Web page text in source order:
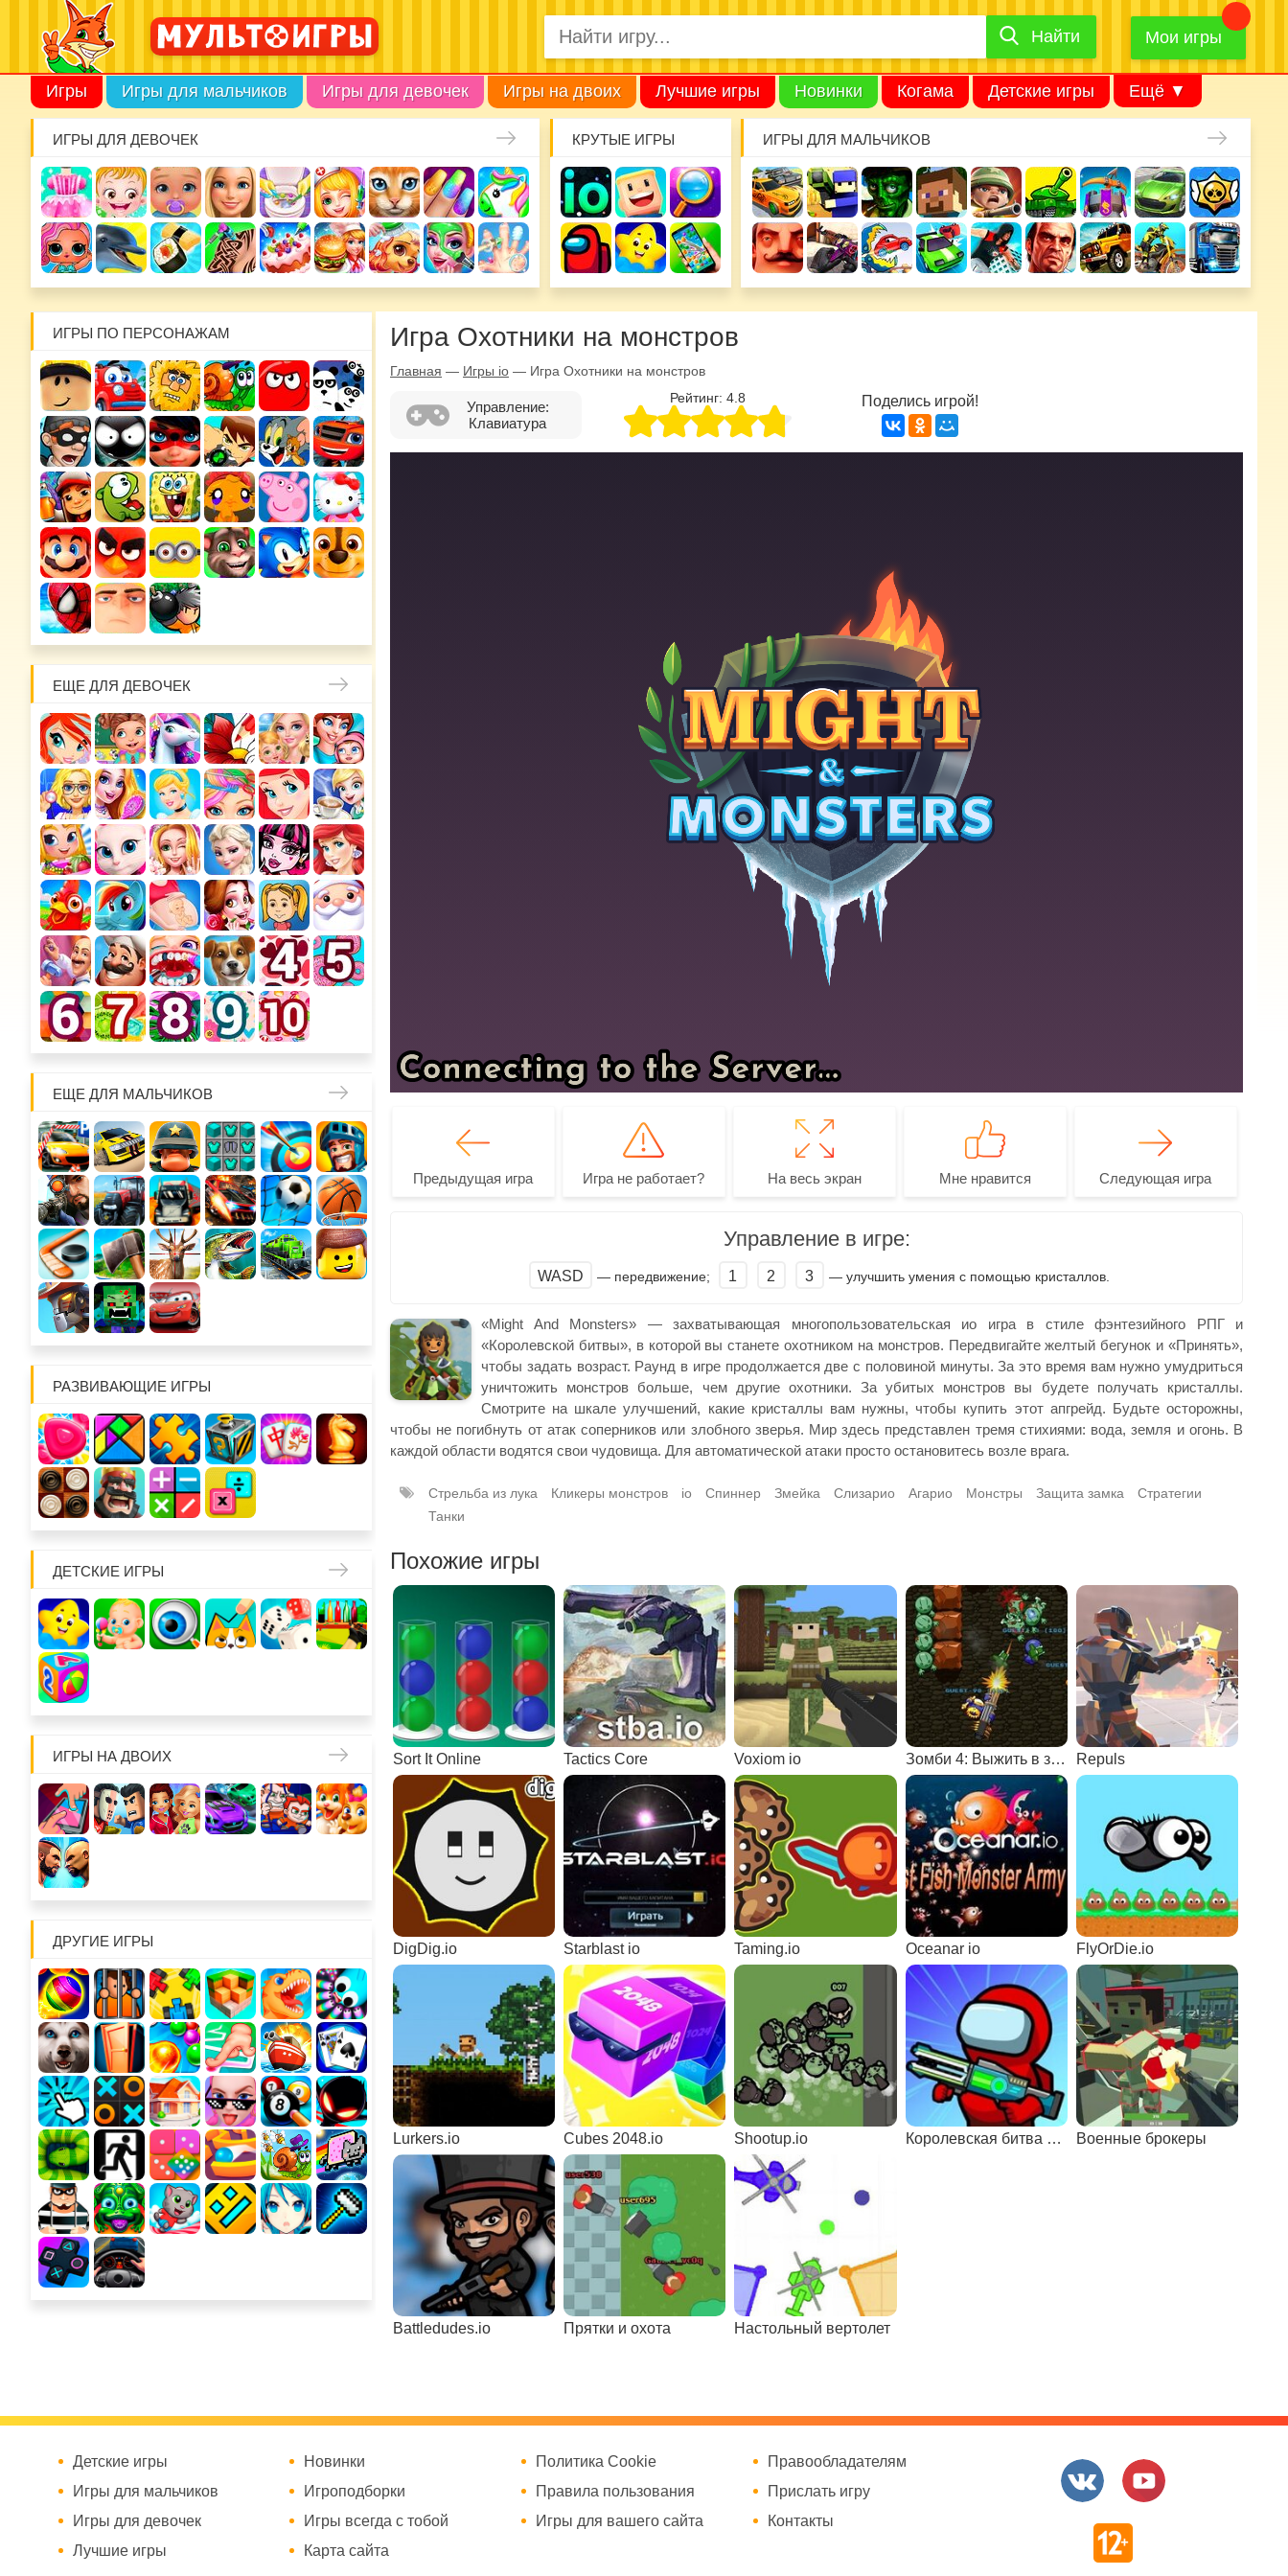
Найти
Найти Мои игры
Игры Игры для мальчиков Игры для девочек Игры на двоих Лучшие игры Новинки Когама Детские игры Ещё ▼
ИГРЫ ДЛЯ ДЕВОЧЕК КРУТЫЕ ИГРЫ ИГРЫ ДЛЯ МАЛЬЧИКОВ
ИГРЫ ПО ПЕРСОНАЖАМ
ЕЩЕ ДЛЯ ДЕВОЧЕК
ЕЩЕ ДЛЯ МАЛЬЧИКОВ
РАЗВИВАЮЩИЕ ИГРЫ
ДЕТСКИЕ ИГРЫ
ИГРЫ НА ДВОИХ
ДРУГИЕ ИГРЫ
Игра Охотники на монстров
Главная — Игры io — Игра Охотники на монстров
Управление:
Клавиатура
Рейтинг: 4.8 Поделись игрой!
Предыдущая игра Игра не работает? На весь экран Мне нравится Следующая игра
Управление в игре:
WASD — передвижение; 1 2 3 — улучшить умения с помощью кристаллов.
«Might And Monsters» — захватывающая многопользовательская ио игра в стиле фэнтезийного РПГ и
«Королевской битвы», в которой вы станете охотником на монстров. Передвигайте желтый бегунок и «Принять»,
чтобы задать возраст. Раунд в игре продолжается две с половиной минуты. За это время вам нужно умудриться
уничтожить монстров больше, чем другие охотники. За убитых монстров вы будете получать кристаллы.
Смотрите на шкале улучшений, какие кристаллы вам нужны, чтобы купить этот апгрейд. Будьте осторожны,
чтобы не погибнуть от атак соперников или злобного зверья. Мир здесь представлен тремя стихиями: вода, земля и огонь. В
каждой области водятся свои чудовища. Для автоматической атаки просто остановитесь возле врага.
Стрельба из лука Кликеры монстров io Спиннер Змейка Слизарио Агарио Монстры Защита замка
Стратегии
Танки
Похожие игры
Sort It Online Tactics Core Voxiom io Зомби 4: Выжить в зомби-апокалипсисе Repuls
DigDig.io Starblast io Taming.io Oceanar io FlyOrDie.io
Lurkers.io Cubes 2048.io Shootup.io Королевская битва Амонг Ас Военные брокеры
Battledudes.io Прятки и охота Настольный вертолет
Детские игры
Игры для мальчиков
Игры для девочек
Лучшие игры
Новинки
Игроподборки
Игры всегда с тобой
Карта сайта
Политика Cookie
Правила пользования
Игры для вашего сайта
Правообладателям
Прислать игру
Контакты